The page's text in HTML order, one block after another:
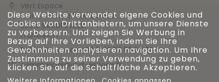

Vert Espace
11 bis rue de la haie bardée
28310 BAUDREVILLE
Frankreich
 Rufen Sie uns an +33 (0)2 37 99 54 56
 commercial@vert-espace.fr
Diese Website verwendet eigene Cookies und
Cookies von Drittanbietern, um unsere Dienste
zu verbessern. Und zeigen Sie Werbung in
Bezug auf Ihre Vorlieben, indem Sie Ihre
Gewohnheiten analysieren navigation. Um Ihre
Zustimmung zu seiner Verwendung zu geben,
klicken Sie auf die Schaltfläche Akzeptieren.